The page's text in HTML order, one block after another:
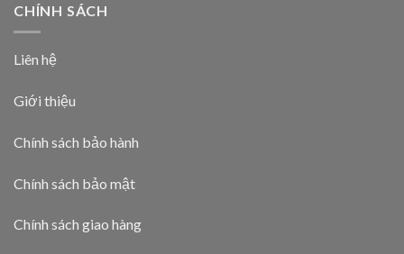
CHÍNH SÁCH
Liên hệ
Giới thiệu
Chính sách bảo hành
Chính sách bảo mật
Chính sách giao hàng